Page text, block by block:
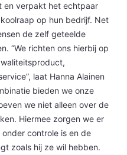
en verpakt het echtpaar
op hun bedrijf. Net
de zelf geteelde
“We richten ons hierbij op
laat Hanna Alainen
bieden we onze
we niet alleen over de
Hiermee zorgen we er
controle is en de
zoals hij ze wil hebben.